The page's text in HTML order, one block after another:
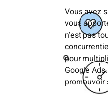
Vous avez
vous
n’est pas
pour
Google
promouvoir